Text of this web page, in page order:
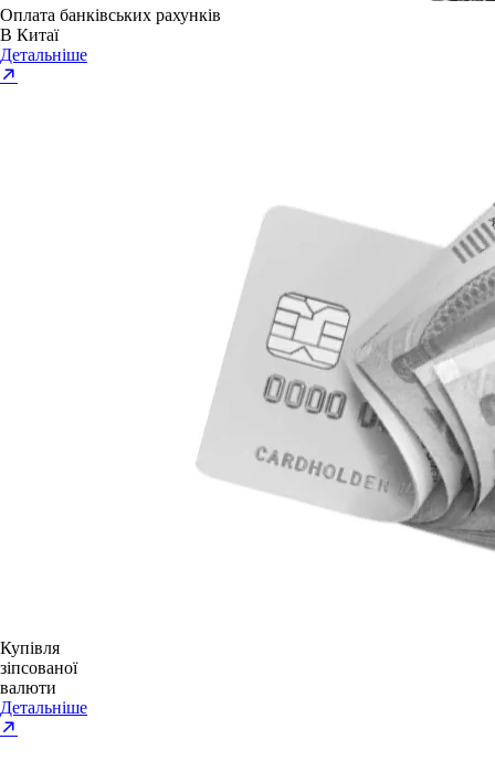
Оплата банківських рахунків
В Китаї
Детальніше
Купівля
зіпсованої
валюти
Детальніше